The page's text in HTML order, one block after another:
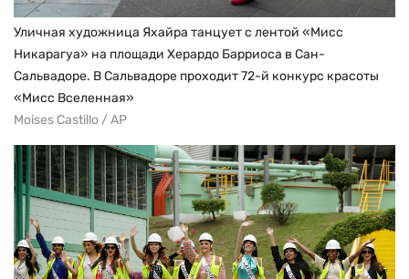
Уличная художница Яхайра танцует с лентой «Мисс
Никарагуа» на площади Херардо Барриоса в Сан-
Сальвадоре. В Сальвадоре проходит 72-й конкурс красоты
«Мисс Вселенная»
Moises Castillo / AP